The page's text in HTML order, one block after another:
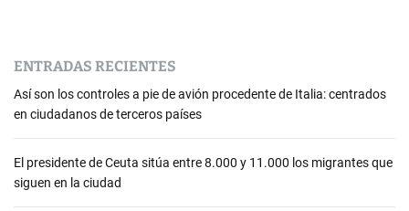
ENTRADAS RECIENTES
Así son los controles a pie de avión procedente de Italia: centrados
en ciudadanos de terceros países
El presidente de Ceuta sitúa entre 8.000 y 11.000 los migrantes que
siguen en la ciudad